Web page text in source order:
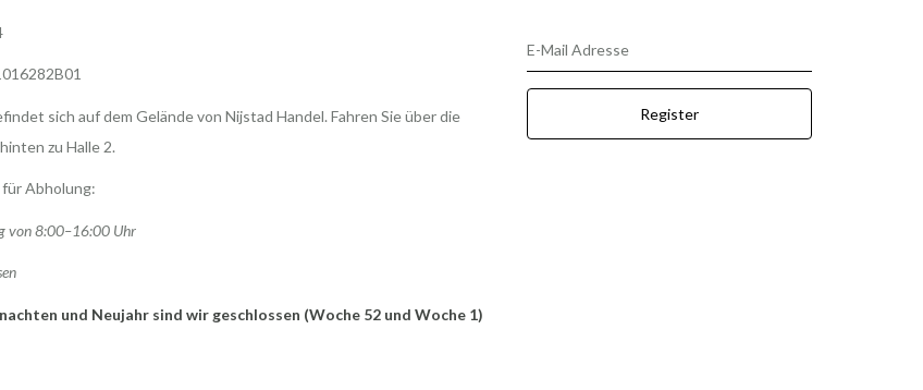
sich auf dem Gelände von Nijstad Handel. Fahren Sie über die
zu Halle 2.
Abholung:
von 8:00–16:00 Uhr
und Neujahr sind wir geschlossen (Woche 52 und Woche 1)
E-Mail Adresse
Register